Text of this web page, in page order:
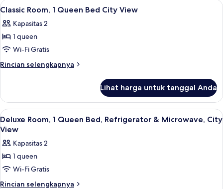
Beds
Lihat
semua
foto
untuk
Classic
Room,
Bed
City
View
14
Classic Room, 1 Queen Bed City View
Kapasitas 2
1 queen
Wi-Fi Gratis
Rincian selengkapnya
Rincian
Classic
Room,
1
Queen
City
View
Lihat harga untuk tanggal Anda
Lihat
semua
foto
untuk
Deluxe
Room,
1
Seprai antialergi, selimut bulu
11
Deluxe Room, 1 Queen Bed, Refrigerator & Microwave, City
View
Kapasitas 2
1 queen
Wi-Fi Gratis
Rincian selengkapnya
Rincian